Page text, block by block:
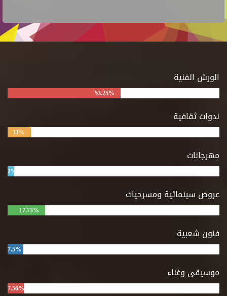
الورش الفنية
53.25%
ندوات ثقافية
11%
مهرجانات
2%
عروض سينمائية ومسرحيات
17.73%
فنون شعبية
7.5%
موسيقى وغناء
7.56%